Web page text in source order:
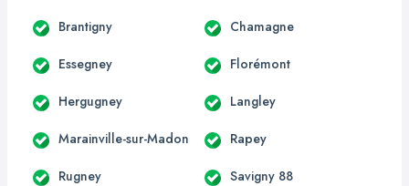
Brantigny Chamagne
Essegney Florémont
Hergugney Langley
Marainville-sur-Madon Rapey
Rugney Savigny 88